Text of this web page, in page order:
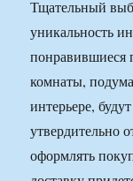
Тщательный
уникальность
понравившиеся
комнаты,
интерьере,
утвердительно
оформлять